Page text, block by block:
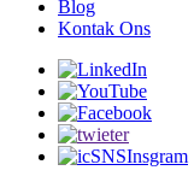
Blog
Kontak Ons